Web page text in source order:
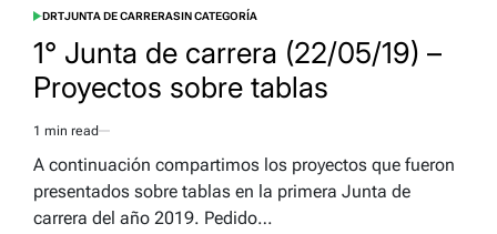
POSTED
DRTJUNTA DE CARRERASIN CATEGORÍA
1° Junta de carrera (22/05/19) –
Proyectos sobre tablas
Estimated
read
1 min read
A continuación compartimos los proyectos que fueron
presentados sobre tablas en la primera Junta de
carrera del año 2019. Pedido…